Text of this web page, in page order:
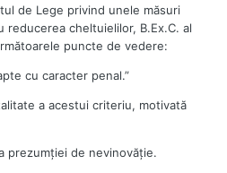
de Lege privind unele măsuri
reducerea cheltuielilor, B.Ex.C. al
puncte de vedere:
cu caracter penal.”
a acestui criteriu, motivată
prezumţiei de nevinovăţie.